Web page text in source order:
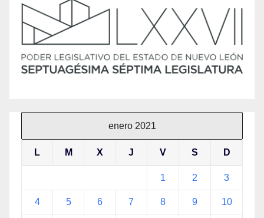
enero 2021
L M X J V S D
1 2 3
4 5 6 7 8 9 10